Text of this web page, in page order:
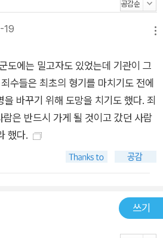
여겨지기까지 했다. 그들이 <반혁명
려진 소련 작가
동 활동으로 저명한 서구 지식인들에
평가도 이 책의 흥미로운 볼거리들 중
인권 유린이 벌어지고 있는 소비에트
사가의 세심함과 위대
너무 무겁고 어두울 것이라는 걱정 때
처럼, 솔제니찐의 글은 어두운 주제와
고 강인한 생명력이 넘쳐흘러서 우울
도 이 속에 담긴 솔제니찐 특유의 예
19
도에는 밀고자도 있었는데 기관이 그
수들은 최초의 형기를 마치기도 전에
바꾸기 위해 도망을 치기도 했다. 죄
람은 반드시 가게 될 것이고 갔던 사람
했다.
쓰기